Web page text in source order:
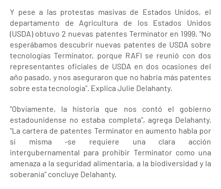
Y pese a las protestas masivas de Estados Unidos, el
departamento de Agricultura de los Estados Unidos
(USDA) obtuvo 2 nuevas patentes Terminator en 1999. "No
esperábamos descubrir nuevas patentes de USDA sobre
tecnologías Terminator, porque RAFI se reunió con dos
representantes oficiales de USDA en dos ocasiones del
año pasado, y nos aseguraron que no habría más patentes
sobre esta tecnología". Explica Julie Delahanty.
"Obviamente, la historia que nos contó el gobierno
estadounidense no estaba completa", agrega Delahanty.
"La cartera de patentes Terminator en aumento habla por
sí misma -se requiere una clara acción
intergubernamental para prohibir Terminator como una
amenaza a la seguridad alimentaria, a la biodiversidad y la
soberanía" concluye Delahanty.